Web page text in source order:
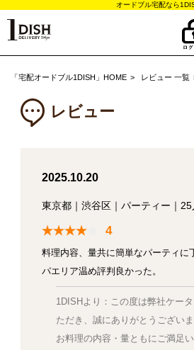
オードブル宅配なら
「宅配オードブル1DISH」HOME レビュー 一覧
レビュー
2025.10.20
東京都｜ 渋谷区｜ パーティー ｜ 25
4
料理内容、量共に簡単なパーティに
パエリア温め評判良かった。
1DISHより：この度は弊社ケー
ただき、誠にありがとうございま
お料理の内容・量ともにご満足